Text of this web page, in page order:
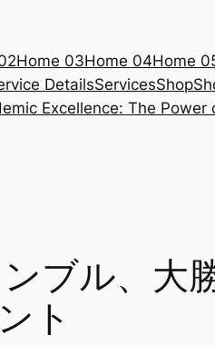
Home 03Home 04Home
DetailsServicesShop
Excellence: The Power
ブル、大
ト